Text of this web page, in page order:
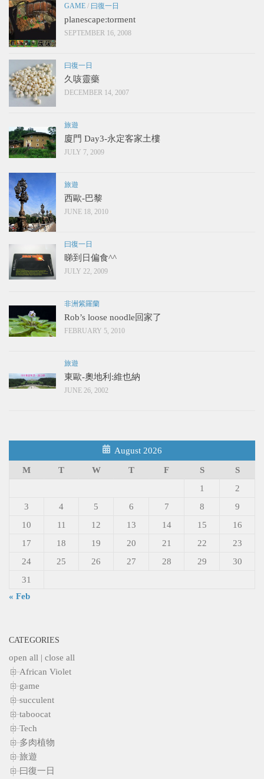
GAME / 曰復一日
planescape:torment
SEPTEMBER 16, 2008
曰復一日
久咳靈藥
DECEMBER 14, 2007
旅遊
廈門 Day3-永定客家土樓
JULY 7, 2009
旅遊
西歐-巴黎
JUNE 18, 2010
曰復一日
睇到日偏食^^
JULY 22, 2009
非洲紫羅蘭
Rob’s loose noodle回家了
FEBRUARY 5, 2010
旅遊
東歐-奧地利:維也納
JUNE 26, 2002
August 2026
M T W T F S
S
1
2
3
4 5 6 7 8
9
10
11 12 13 14 15
16
17
18 19 20 21 22
23
24
25 26 27 28 29
30
31
« Feb
CATEGORIES
open all | close all
African Violet
game
succulent
taboocat
Tech
多肉植物
旅遊
曰復一日